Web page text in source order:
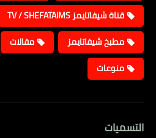
قناة شيفاتايمز TV / SHEFATAIMS
مطبخ شيفاتايمز
مقالات
منوعات
التسميات